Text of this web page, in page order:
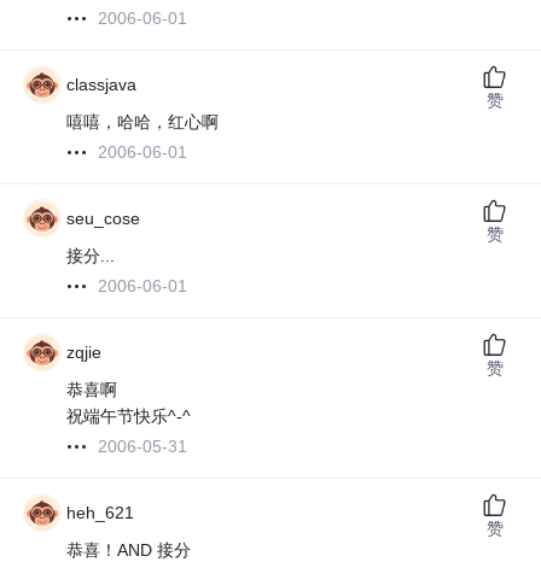
2006-06-01
classjava
嘻嘻，哈哈，红心啊
2006-06-01
赞
seu_cose
接分...
2006-06-01
赞
zqjie
恭喜啊
祝端午节快乐^-^
2006-05-31
赞
heh_621
恭喜！AND 接分
赞